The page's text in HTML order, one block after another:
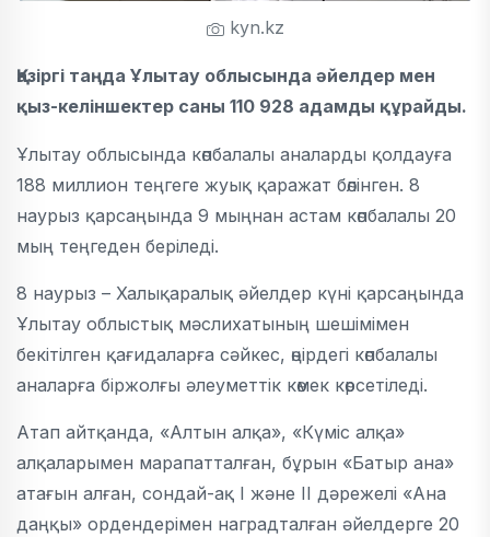
kyn.kz
Қазіргі таңда Ұлытау облысында әйелдер мен
қыз-келіншектер саны 110 928 адамды құрайды.
Ұлытау облысында көпбалалы аналарды қолдауға
188 миллион теңгеге жуық қаражат бөлінген. 8
наурыз қарсаңында 9 мыңнан астам көпбалалы 20
мың теңгеден беріледі.
8 наурыз – Халықаралық әйелдер күні қарсаңында
Ұлытау облыстық мәслихатының шешімімен
бекітілген қағидаларға сәйкес, өңірдегі көпбалалы
аналарға біржолғы әлеуметтік көмек көрсетіледі.
Атап айтқанда, «Алтын алқа», «Күміс алқа»
алқаларымен марапатталған, бұрын «Батыр ана»
атағын алған, сондай-ақ I және II дәрежелі «Ана
даңқы» ордендерімен наградталған әйелдерге 20